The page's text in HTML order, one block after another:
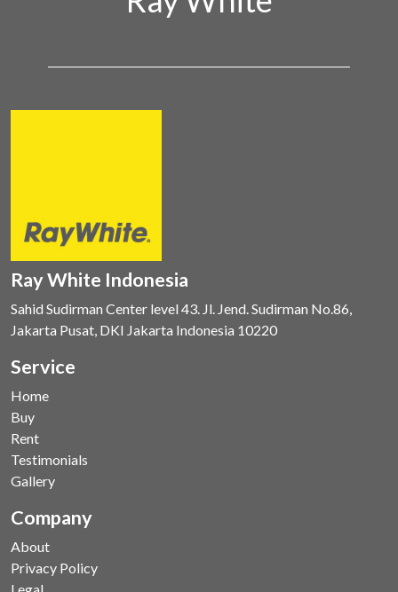
Ray White Indonesia
Sahid Sudirman Center level 43. Jl. Jend. Sudirman No.86,
Jakarta Pusat, DKI Jakarta Indonesia 10220
Service
Home
Buy
Rent
Testimonials
Gallery
Company
About
Privacy Policy